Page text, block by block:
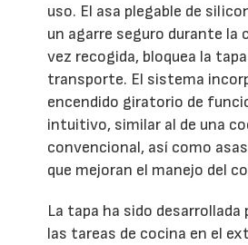
uso. El asa plegable de
un agarre seguro durante la
vez recogida, bloquea la
transporte. El sistema
encendido giratorio de
intuitivo, similar al de una
convencional, así como
que mejoran el manejo del
La tapa ha sido
las tareas de cocina en el